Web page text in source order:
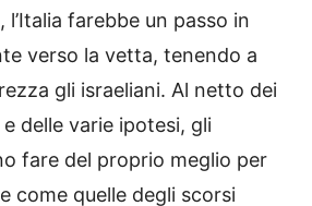
l’Italia farebbe un passo in
verso la vetta, tenendo a
gli israeliani. Al netto dei
delle varie ipotesi, gli
fare del proprio meglio per
come quelle degli scorsi